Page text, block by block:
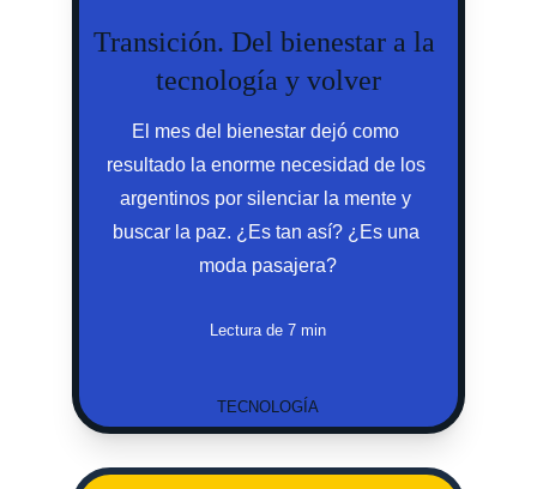
TECNOLOGÍA
Transición. Del bienestar a la
tecnología y volver
El mes del bienestar dejó como
resultado la enorme necesidad de los
argentinos por silenciar la mente y
buscar la paz. ¿Es tan así? ¿Es una
moda pasajera?
Lectura de 7 min